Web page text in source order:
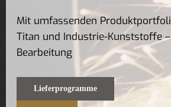
Mit umfassenden
Titan und Industrie-Kunststoffe
Bearbeitung
Lieferprogramme